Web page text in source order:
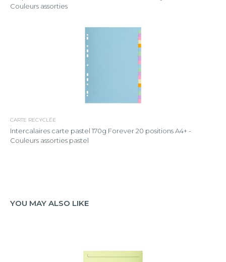
Couleurs assorties
CARTE RECYCLÉE
Intercalaires carte pastel 170g Forever 20 positions A4+ -
Couleurs assorties pastel
YOU MAY ALSO LIKE